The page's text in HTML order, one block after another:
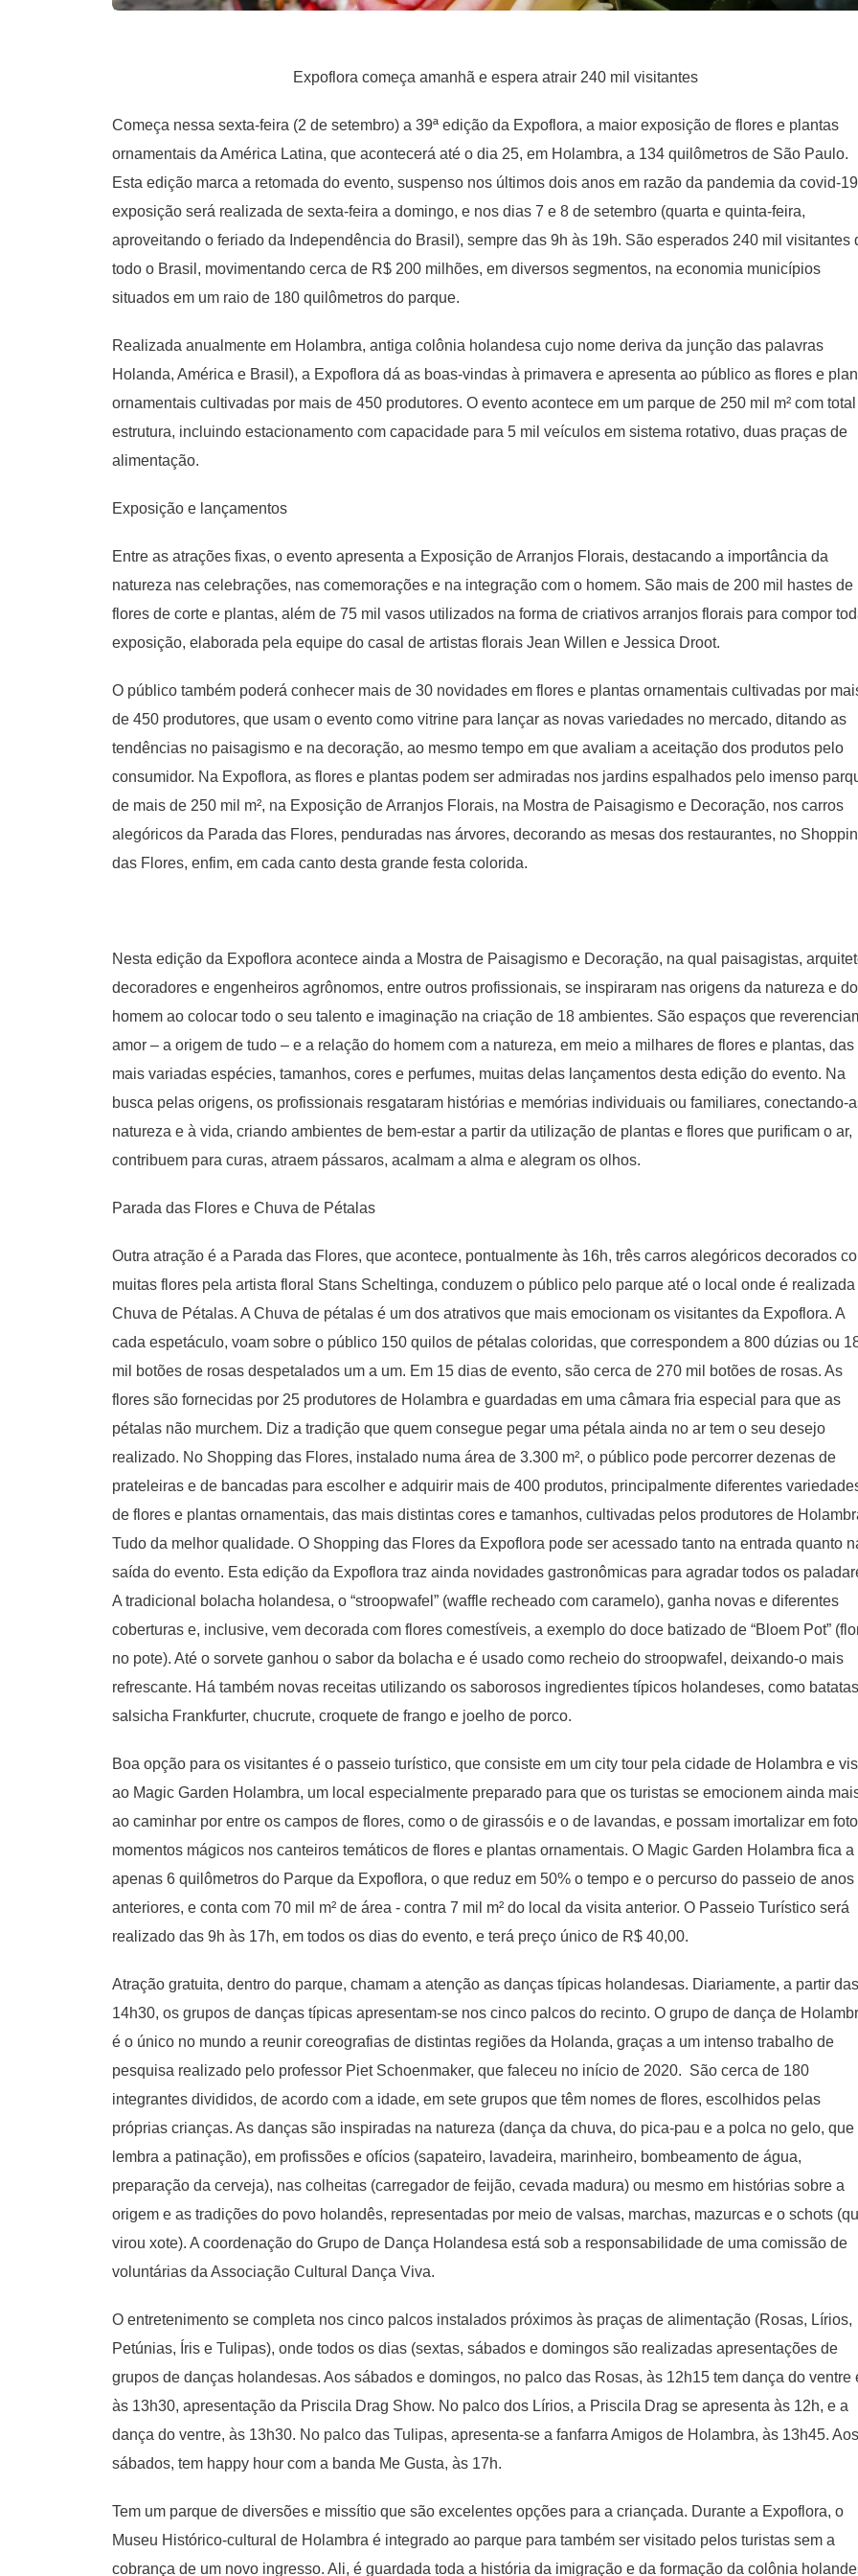
Expoflora começa amanhã e espera atrair 240 mil visitantes
Começa nessa sexta-feira (2 de setembro) a 39ª edição da Expoflora, a maior exposição de flores e plantas
ornamentais da América Latina, que acontecerá até o dia 25, em Holambra, a 134 quilômetros de São Paulo.
Esta edição marca a retomada do evento, suspenso nos últimos dois anos em razão da pandemia da covid-
exposição será realizada de sexta-feira a domingo, e nos dias 7 e 8 de setembro (quarta e quinta-feira,
aproveitando o feriado da Independência do Brasil), sempre das 9h às 19h. São esperados 240 mil visitantes
todo o Brasil, movimentando cerca de R$ 200 milhões, em diversos segmentos, na economia municípios
situados em um raio de 180 quilômetros do parque.
Realizada anualmente em Holambra, antiga colônia holandesa cujo nome deriva da junção das palavras
Holanda, América e Brasil), a Expoflora dá as boas-vindas à primavera e apresenta ao público as flores e
ornamentais cultivadas por mais de 450 produtores. O evento acontece em um parque de 250 mil m² com total
estrutura, incluindo estacionamento com capacidade para 5 mil veículos em sistema rotativo, duas praças de
alimentação.
Exposição e lançamentos
Entre as atrações fixas, o evento apresenta a Exposição de Arranjos Florais, destacando a importância da
natureza nas celebrações, nas comemorações e na integração com o homem. São mais de 200 mil hastes de
flores de corte e plantas, além de 75 mil vasos utilizados na forma de criativos arranjos florais para compor
exposição, elaborada pela equipe do casal de artistas florais Jean Willen e Jessica Droot.
O público também poderá conhecer mais de 30 novidades em flores e plantas ornamentais cultivadas por
de 450 produtores, que usam o evento como vitrine para lançar as novas variedades no mercado, ditando as
tendências no paisagismo e na decoração, ao mesmo tempo em que avaliam a aceitação dos produtos pelo
consumidor. Na Expoflora, as flores e plantas podem ser admiradas nos jardins espalhados pelo imenso
de mais de 250 mil m², na Exposição de Arranjos Florais, na Mostra de Paisagismo e Decoração, nos carros
alegóricos da Parada das Flores, penduradas nas árvores, decorando as mesas dos restaurantes, no
das Flores, enfim, em cada canto desta grande festa colorida.
Nesta edição da Expoflora acontece ainda a Mostra de Paisagismo e Decoração, na qual paisagistas,
decoradores e engenheiros agrônomos, entre outros profissionais, se inspiraram nas origens da natureza e do
homem ao colocar todo o seu talento e imaginação na criação de 18 ambientes. São espaços que
amor – a origem de tudo – e a relação do homem com a natureza, em meio a milhares de flores e plantas, das
mais variadas espécies, tamanhos, cores e perfumes, muitas delas lançamentos desta edição do evento. Na
busca pelas origens, os profissionais resgataram histórias e memórias individuais ou familiares, conectando-
natureza e à vida, criando ambientes de bem-estar a partir da utilização de plantas e flores que purificam o ar,
contribuem para curas, atraem pássaros, acalmam a alma e alegram os olhos.
Parada das Flores e Chuva de Pétalas
Outra atração é a Parada das Flores, que acontece, pontualmente às 16h, três carros alegóricos decorados
muitas flores pela artista floral Stans Scheltinga, conduzem o público pelo parque até o local onde é realizada
Chuva de Pétalas. A Chuva de pétalas é um dos atrativos que mais emocionam os visitantes da Expoflora. A
cada espetáculo, voam sobre o público 150 quilos de pétalas coloridas, que correspondem a 800 dúzias ou
mil botões de rosas despetalados um a um. Em 15 dias de evento, são cerca de 270 mil botões de rosas. As
flores são fornecidas por 25 produtores de Holambra e guardadas em uma câmara fria especial para que as
pétalas não murchem. Diz a tradição que quem consegue pegar uma pétala ainda no ar tem o seu desejo
realizado. No Shopping das Flores, instalado numa área de 3.300 m², o público pode percorrer dezenas de
prateleiras e de bancadas para escolher e adquirir mais de 400 produtos, principalmente diferentes
de flores e plantas ornamentais, das mais distintas cores e tamanhos, cultivadas pelos produtores de
Tudo da melhor qualidade. O Shopping das Flores da Expoflora pode ser acessado tanto na entrada quanto
saída do evento. Esta edição da Expoflora traz ainda novidades gastronômicas para agradar todos os
A tradicional bolacha holandesa, o “stroopwafel” (waffle recheado com caramelo), ganha novas e diferentes
coberturas e, inclusive, vem decorada com flores comestíveis, a exemplo do doce batizado de “Bloem Pot”
no pote). Até o sorvete ganhou o sabor da bolacha e é usado como recheio do stroopwafel, deixando-o mais
refrescante. Há também novas receitas utilizando os saborosos ingredientes típicos holandeses, como
salsicha Frankfurter, chucrute, croquete de frango e joelho de porco.
Boa opção para os visitantes é o passeio turístico, que consiste em um city tour pela cidade de Holambra e
ao Magic Garden Holambra, um local especialmente preparado para que os turistas se emocionem ainda
ao caminhar por entre os campos de flores, como o de girassóis e o de lavandas, e possam imortalizar em
momentos mágicos nos canteiros temáticos de flores e plantas ornamentais. O Magic Garden Holambra fica a
apenas 6 quilômetros do Parque da Expoflora, o que reduz em 50% o tempo e o percurso do passeio de anos
anteriores, e conta com 70 mil m² de área - contra 7 mil m² do local da visita anterior. O Passeio Turístico será
realizado das 9h às 17h, em todos os dias do evento, e terá preço único de R$ 40,00.
Atração gratuita, dentro do parque, chamam a atenção as danças típicas holandesas. Diariamente, a partir das
14h30, os grupos de danças típicas apresentam-se nos cinco palcos do recinto. O grupo de dança de
é o único no mundo a reunir coreografias de distintas regiões da Holanda, graças a um intenso trabalho de
pesquisa realizado pelo professor Piet Schoenmaker, que faleceu no início de 2020. São cerca de 180
integrantes divididos, de acordo com a idade, em sete grupos que têm nomes de flores, escolhidos pelas
próprias crianças. As danças são inspiradas na natureza (dança da chuva, do pica-pau e a polca no gelo, que
lembra a patinação), em profissões e ofícios (sapateiro, lavadeira, marinheiro, bombeamento de água,
preparação da cerveja), nas colheitas (carregador de feijão, cevada madura) ou mesmo em histórias sobre a
origem e as tradições do povo holandês, representadas por meio de valsas, marchas, mazurcas e o schots
virou xote). A coordenação do Grupo de Dança Holandesa está sob a responsabilidade de uma comissão de
voluntárias da Associação Cultural Dança Viva.
O entretenimento se completa nos cinco palcos instalados próximos às praças de alimentação (Rosas, Lírios,
Petúnias, Íris e Tulipas), onde todos os dias (sextas, sábados e domingos são realizadas apresentações de
grupos de danças holandesas. Aos sábados e domingos, no palco das Rosas, às 12h15 tem dança do ventre
às 13h30, apresentação da Priscila Drag Show. No palco dos Lírios, a Priscila Drag se apresenta às 12h, e a
dança do ventre, às 13h30. No palco das Tulipas, apresenta-se a fanfarra Amigos de Holambra, às 13h45. Aos
sábados, tem happy hour com a banda Me Gusta, às 17h.
Tem um parque de diversões e missítio que são excelentes opções para a criançada. Durante a Expoflora, o
Museu Histórico-cultural de Holambra é integrado ao parque para também ser visitado pelos turistas sem a
cobrança de um novo ingresso. Ali, é guardada toda a história da imigração e da formação da colônia